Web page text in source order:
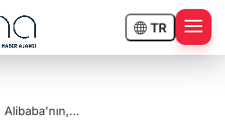
TR
Alibaba'nın,